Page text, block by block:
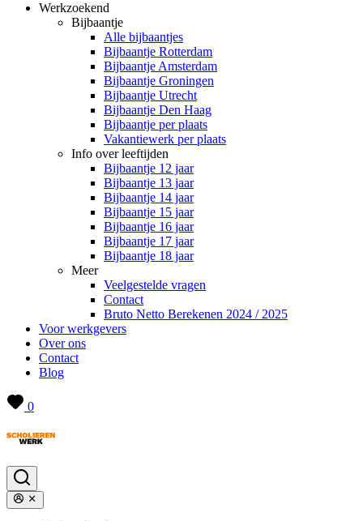
Werkzoekend
Bijbaantje
Alle bijbaantjes
Bijbaantje Rotterdam
Bijbaantje Amsterdam
Bijbaantje Groningen
Bijbaantje Utrecht
Bijbaantje Den Haag
Bijbaantje per plaats
Vakantiewerk per plaats
Info over leeftijden
Bijbaantje 12 jaar
Bijbaantje 13 jaar
Bijbaantje 14 jaar
Bijbaantje 15 jaar
Bijbaantje 16 jaar
Bijbaantje 17 jaar
Bijbaantje 18 jaar
Meer
Veelgestelde vragen
Contact
Bruto Netto Berekenen 2024 / 2025
Voor werkgevers
Over ons
Contact
Blog
0